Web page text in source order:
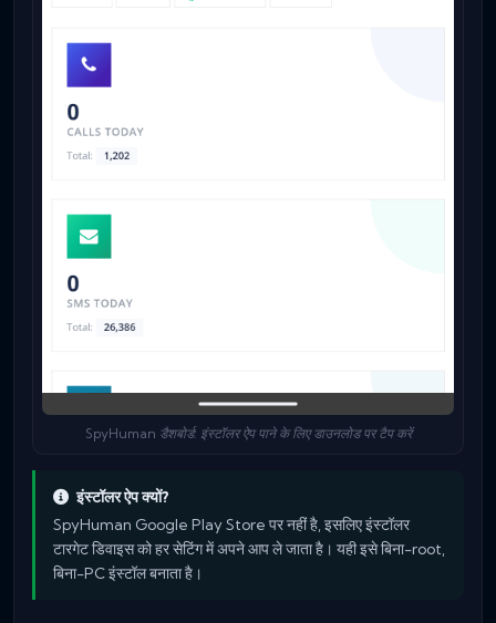
SpyHuman डैशबोर्ड: इंस्टॉलर ऐप पाने के लिए डाउनलोड पर टैप करें
इंस्टॉलर ऐप क्यों?
SpyHuman Google Play Store पर नहीं है, इसलिए इंस्टॉलर
टारगेट डिवाइस को हर सेटिंग में अपने आप ले जाता है। यही इसे बिना-root,
बिना-PC इंस्टॉल बनाता है।